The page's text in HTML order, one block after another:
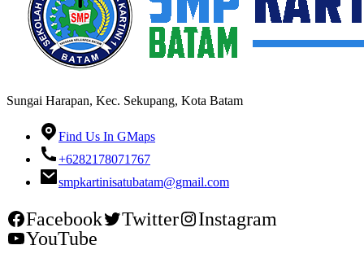
Sungai Harapan, Kec. Sekupang, Kota Batam
Find Us In GMaps
+6282178071767
smpkartinisatubatam@gmail.com
Facebook Twitter
Instagram
YouTube